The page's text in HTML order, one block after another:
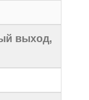
выход,